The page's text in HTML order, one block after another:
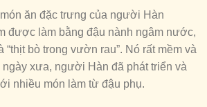
ăn đặc trưng của người Hàn
được làm bằng đậu nành ngâm nước,
bò trong vườn rau”. Nó rất mềm và
xưa, người Hàn đã phát triển và
nhiều món làm từ đậu phụ.